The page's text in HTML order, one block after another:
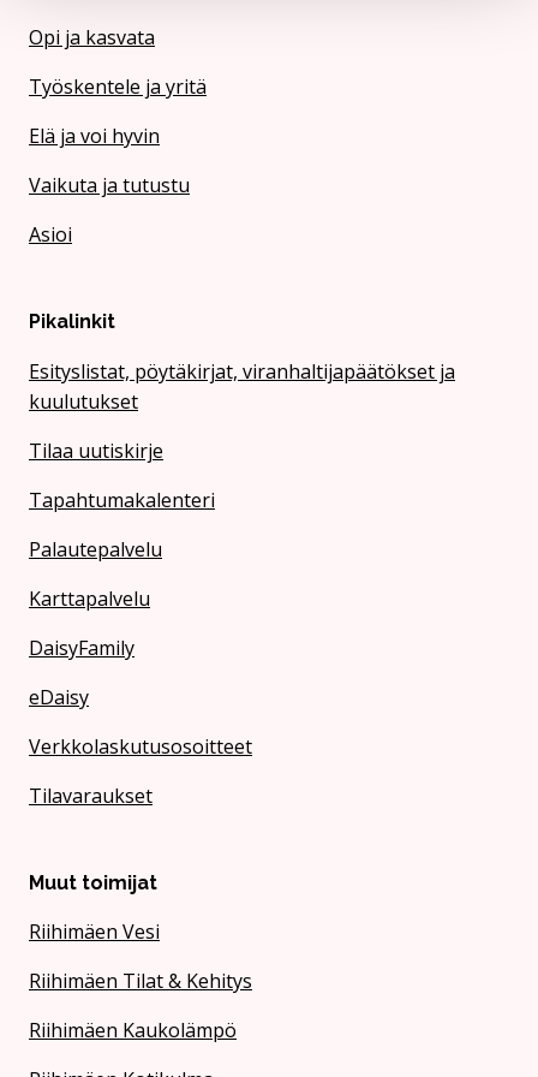
Opi ja kasvata
Työskentele ja yritä
Elä ja voi hyvin
Vaikuta ja tutustu
Asioi
Pikalinkit
Esityslistat, pöytäkirjat, viranhaltijapäätökset ja
kuulutukset
Tilaa uutiskirje
Tapahtumakalenteri
Palautepalvelu
Karttapalvelu
DaisyFamily
eDaisy
Verkkolaskutusosoitteet
Tilavaraukset
Muut toimijat
Riihimäen Vesi
Riihimäen Tilat & Kehitys
Riihimäen Kaukolämpö